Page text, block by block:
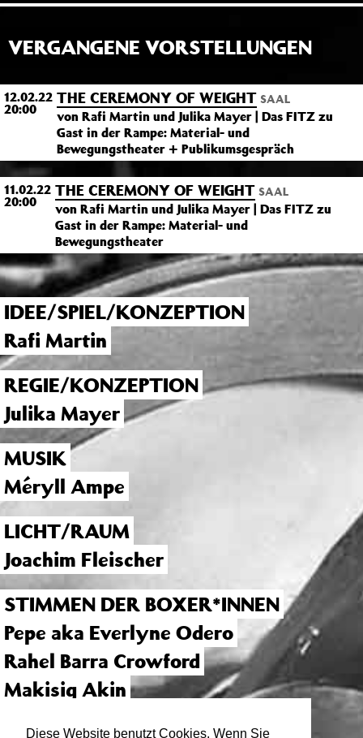
Diese Website benutzt Cookies. Wenn Sie
VERGANGENE VORSTELLUNGEN
12.02.22
20:00
THE CEREMONY OF WEIGHT SAAL
von Rafi Martin und Julika Mayer | Das FITZ zu
Gast in der Rampe: Material- und
Bewegungstheater + Publikumsgespräch
11.02.22
20:00
THE CEREMONY OF WEIGHT SAAL
von Rafi Martin und Julika Mayer | Das FITZ zu
Gast in der Rampe: Material- und
Bewegungstheater
IDEE/SPIEL/KONZEPTION
Rafi Martin
REGIE/KONZEPTION
Julika Mayer
MUSIK
Méryll Ampe
LICHT/RAUM
Joachim Fleischer
STIMMEN DER BOXER*INNEN
Pepe aka Everlyne Odero
Rahel Barra Crowford
Makisig Akin